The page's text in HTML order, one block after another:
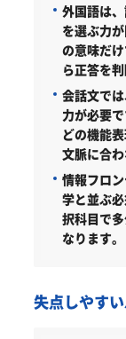
外国語は
を選ぶ力
の意味だ
ら正答を判
会話文で
力が必要
どの機能
文脈に合
情報フロ
学と並ぶ
択科目で
なります。
失点しやす